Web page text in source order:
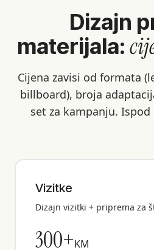
Dizajn
materijala:
Cijena zavisi od formata
billboard), broja
set za kampanju.
Vizitke
Dizajn vizitki + priprema za
300+KM